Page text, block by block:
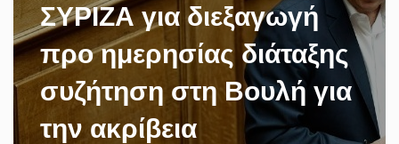
ΣΥΡΙΖΑ για διεξαγωγή
προ ημερησίας διάταξης
συζήτηση στη Βουλή για
την ακρίβεια